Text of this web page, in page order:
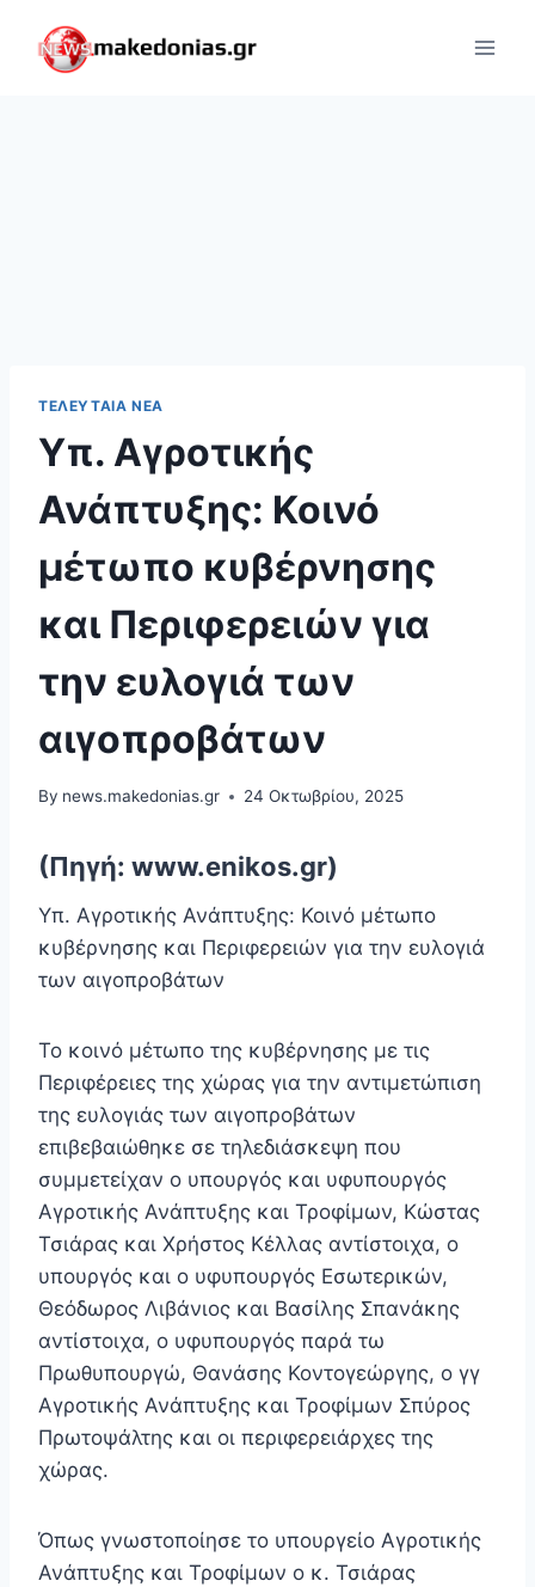
content
ΤΕΛΕΥΤΑΊΑ ΝΈΑ
Υπ. Αγροτικής
Ανάπτυξης: Κοινό
μέτωπο κυβέρνησης
και Περιφερειών για
την ευλογιά των
αιγοπροβάτων
By news.makedonias.gr 24 Οκτωβρίου, 2025
(Πηγή: www.enikos.gr)
Υπ. Αγροτικής Ανάπτυξης: Κοινό μέτωπο
κυβέρνησης και Περιφερειών για την ευλογιά
των αιγοπροβάτων
Το κοινό μέτωπο της κυβέρνησης με τις
Περιφέρειες της χώρας για την αντιμετώπιση
της ευλογιάς των αιγοπροβάτων
επιβεβαιώθηκε σε τηλεδιάσκεψη που
συμμετείχαν ο υπουργός και υφυπουργός
Αγροτικής Ανάπτυξης και Τροφίμων, Κώστας
Τσιάρας και Χρήστος Κέλλας αντίστοιχα, ο
υπουργός και ο υφυπουργός Εσωτερικών,
Θεόδωρος Λιβάνιος και Βασίλης Σπανάκης
αντίστοιχα, ο υφυπουργός παρά τω
Πρωθυπουργώ, Θανάσης Κοντογεώργης, ο γγ
Αγροτικής Ανάπτυξης και Τροφίμων Σπύρος
Πρωτοψάλτης και οι περιφερειάρχες της
χώρας.
Όπως γνωστοποίησε το υπουργείο Αγροτικής
Ανάπτυξης και Τροφίμων ο κ. Τσιάρας